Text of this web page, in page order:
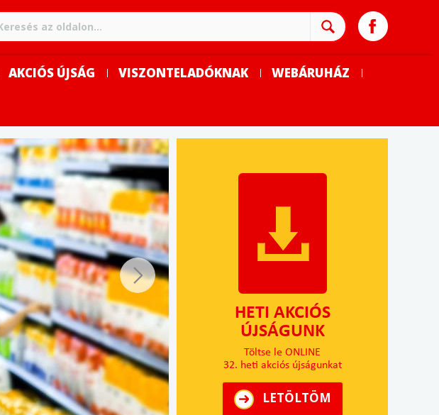
on line122
AKCIÓS ÚJSÁG VISZONTELADÓKNAK WEBÁRUHÁZ
HETI AKCIÓS
ÚJSÁGUNK
Töltse le ONLINE
32. heti akciós újságunkat
LETÖLTÖM